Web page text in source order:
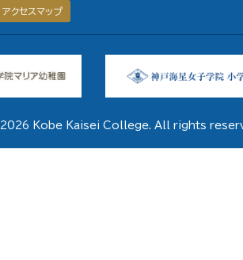
アクセスマップ
Kobe Kaisei College. All rights